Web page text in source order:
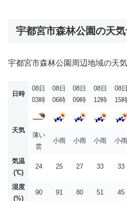
宇都宮市森林公園の天
宇都宮市森林公園周辺地域の天気
日時
08日
03時
08日
06時
08日
09時
08日
12時
08日
15
天気
薄い
雲
小雨 小雨 小雨 小雨
気温
(℃)
24 25 27 33 33
湿度
(%)
90 91 80 51 45